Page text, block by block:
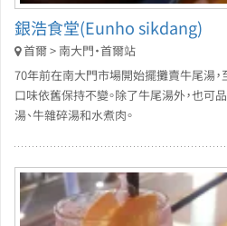
銀浩食堂(Eunho sikdang)
首爾 > 南大門・首爾站
70年前在南大門市場開始擺攤賣牛尾湯，
口味依舊保持不變。除了牛尾湯外，也可
湯、牛雜碎湯和水煮肉。